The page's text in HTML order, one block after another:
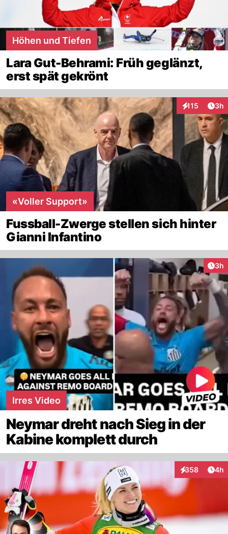
Höhen und Tiefen
Lara Gut-Behrami: Früh geglänzt,
erst spät gekrönt
115
Interaktionen
3h
«Voller Support»
Fussball-Zwerge stellen sich hinter
Gianni Infantino
3h
Irres Video
Neymar dreht nach Sieg in der
Kabine komplett durch
358
Interaktionen
4h